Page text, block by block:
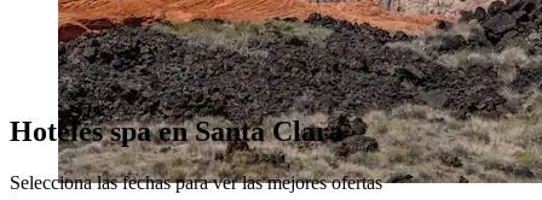
Hoteles spa en Santa Clara
Selecciona las fechas para ver las mejores ofertas